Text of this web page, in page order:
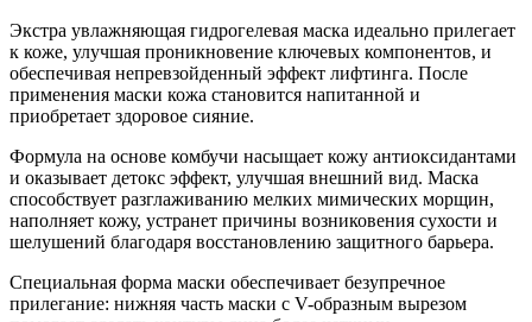
Экстра увлажняющая гидрогелевая маска идеально прилегает
к коже, улучшая проникновение ключевых компонентов, и
обеспечивая непревзойденный эффект лифтинга. После
применения маски кожа становится напитанной и
приобретает здоровое сияние.
Формула на основе комбучи насыщает кожу антиоксидантами
и оказывает детокс эффект, улучшая внешний вид. Маска
способствует разглаживанию мелких мимических морщин,
наполняет кожу, устранет причины возниковения сухости и
шелушений благодаря восстановлению защитного барьера.
Специальная форма маски обеспечивает безупречное
прилегание: нижняя часть маски с V-образным вырезом